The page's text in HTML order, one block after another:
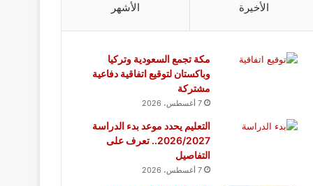
الأخيرة الأشهر
مكة تجمع السعودية وتركيا
وباكستان لتوقيع اتفاقية دفاعية
مشتركة
7 أغسطس، 2026
التعليم يحدد موعد بدء الدراسة
2026/2027.. تعرف على
التفاصيل
7 أغسطس، 2026